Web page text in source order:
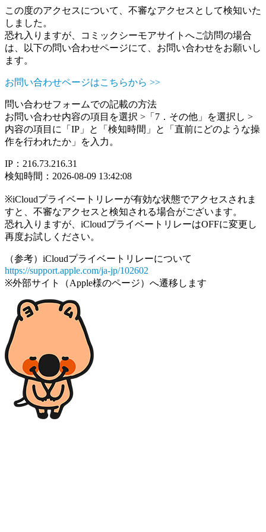
この度のアクセスについて、不審なアクセスとして検知いた
しました。
恐れ入りますが、コミックシーモアサイトへご訪問の場合
は、以下の問い合わせページにて、お問い合わせをお願いし
ます。
お問い合わせページはこちらから >>
問い合わせフォームでの記載の方法
お問い合わせ内容の項目を選択 >「7．その他」を選択し >
内容の項目に「IP」と「検知時間」と「直前にどのような操
作を行われたか」を入力。
IP：216.73.216.31
検知時間：2026-08-09 13:42:08
※iCloudプライベートリレーが有効な状態でアクセスされま
すと、不審なアクセスと検知される場合がございます。
恐れ入りますが、iCloudプライベートリレーはOFFに変更し
再度お試しください。
（参考）iCloudプライベートリレーについて
https://support.apple.com/ja-jp/102602
※外部サイト（Apple様のページ）へ遷移します